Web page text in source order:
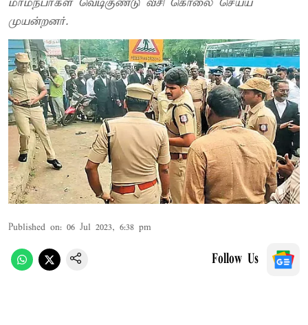
மர்மநபர்கள் வெடிகுண்டு வீசி கொலை செய்ய
முயன்றனர்.
Published on: 06 Jul 2023, 6:38 pm
Follow Us